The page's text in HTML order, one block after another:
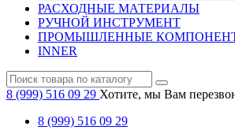
РАСХОДНЫЕ МАТЕРИАЛЫ
РУЧНОЙ ИНСТРУМЕНТ
ПРОМЫШЛЕННЫЕ
INNER
8 (999) 516 09 29 Хотите, мы Вам
8 (999) 516 09 29